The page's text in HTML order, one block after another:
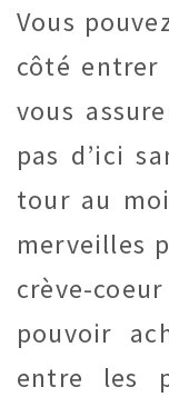
Vous
côté entrer
vous
pas d’ici
tour au
merveilles
crève-
pouvoir
entre les